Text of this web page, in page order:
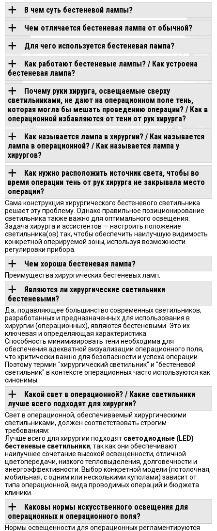
В чем суть бестеневой лампы?
Чем отличается бестеневая лампа от обычной?
Для чего используется бестеневая лампа?
Как работают бестеневые лампы? / Как устроена
бестеневая лампа?
Почему руки хирурга, освещаемые сверху
светильниками, не дают на операционном поле тень,
которая могла бы мешать проведению операции? / Как в
операционной избавляются от тени от рук хирурга?
Как называется лампа в хирургии? / Как называется
лампа в операционной? / Как называется лампа у
хирургов?
Как нужно расположить источник света, чтобы во
время операции тень от рук хирурга не закрывала место
операции?
Сама конструкция хирургического бестеневого светильника
решает эту проблему. Однако правильное позиционирование
светильника также важно для оптимального освещения:
Задача хирурга и ассистентов — настроить положение
светильника(ов) так, чтобы обеспечить наилучшую видимость
конкретной оперируемой зоны, используя возможности
регулировки прибора.
Чем хороша бестеневая лампа?
Преимущества хирургических бестеневых ламп:
Являются ли хирургические светильники
бестеневыми?
Да, подавляющее большинство современных светильников,
разработанных и предназначенных для использования в
хирургии (операционных), являются бестеневыми. Это их
ключевая и определяющая характеристика.
Способность минимизировать тени необходима для
обеспечения адекватной визуализации операционного поля,
что критически важно для безопасности и успеха операции.
Поэтому термин "хирургический светильник" и "бестеневой
светильник" в контексте операционных часто используются как
синонимы.
Какой свет в операционной? / Какие светильники
лучше всего подходят для хирургии?
Свет в операционной, обеспечиваемый хирургическими
светильниками, должен соответствовать строгим
требованиям:
Лучше всего для хирургии подходят светодиодные (LED)
бестеневые светильники, так как они обеспечивают
наилучшее сочетание высокой освещенности, отличной
цветопередачи, низкого тепловыделения, долговечности и
энергоэффективности. Выбор конкретной модели (потолочная,
мобильная, с одним или несколькими куполами) зависит от
типа операционной, вида проводимых операций и бюджета
клиники.
Каковы нормы искусственного освещения для
операционных и операционного поля?
Нормы освещенности для операционных регламентируются